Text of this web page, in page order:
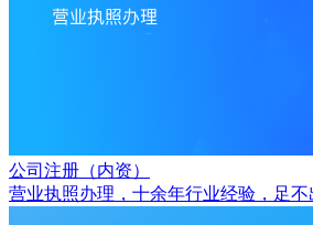
公司注册（内资）
营业执照办理，十余年行业经验，足不